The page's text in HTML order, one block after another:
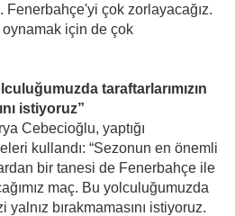
çok zorlayacağız.
oynamak için de çok
taraftarlarımızın
istiyoruz”
Cebecioğlu, yaptığı
kullandı: “Sezonun en önemli
bir tanesi de Fenerbahçe ile
maç. Bu yolculuğumuzda
yalnız bırakmamasını istiyoruz.